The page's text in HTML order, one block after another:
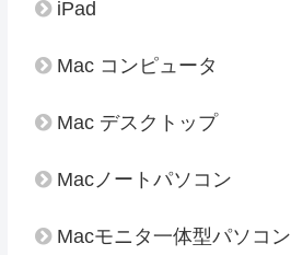
iPad
Mac コンピュータ
Mac デスクトップ
Macノートパソコン
Macモニタ一体型パソコン